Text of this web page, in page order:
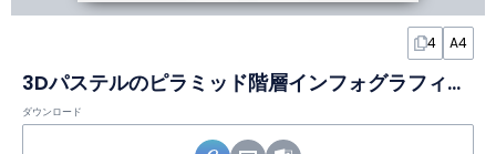
4 A4
3Dパステルのピラミッド階層インフォグラフィック
ダウンロード